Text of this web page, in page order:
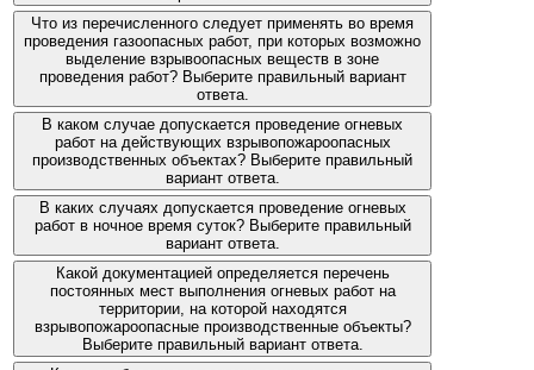
Что из перечисленного следует применять во время
проведения газоопасных работ, при которых возможно
выделение взрывоопасных веществ в зоне
проведения работ? Выберите правильный вариант
ответа.
В каком случае допускается проведение огневых
работ на действующих взрывопожароопасных
производственных объектах? Выберите правильный
вариант ответа.
В каких случаях допускается проведение огневых
работ в ночное время суток? Выберите правильный
вариант ответа.
Какой документацией определяется перечень
постоянных мест выполнения огневых работ на
территории, на которой находятся
взрывопожароопасные производственные объекты?
Выберите правильный вариант ответа.